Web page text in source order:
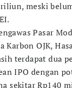
meski
Pasar
Karbon OJK,
terdapat dua
IPO dengan
sekitar Rp140